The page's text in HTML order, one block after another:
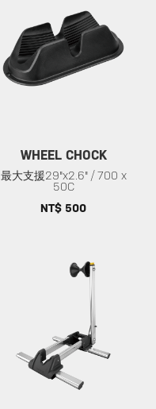
WHEEL CHOCK
最大支援29"x2.6" / 700 x
50C
NT$ 500